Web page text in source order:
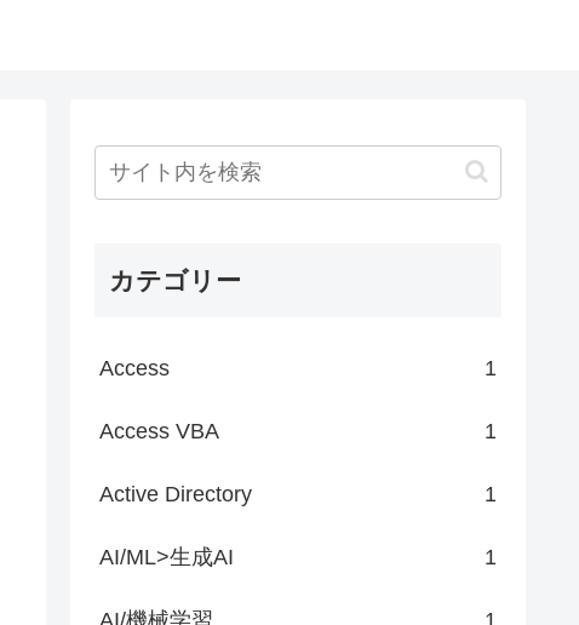
カテゴリー
Access 1
Access VBA 1
Active Directory 1
AI/ML>生成AI 1
AI/機械学習 1